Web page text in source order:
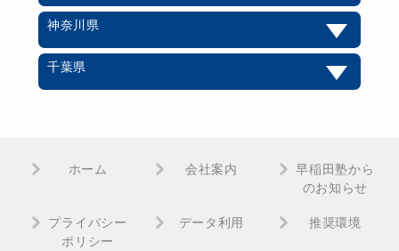
神奈川県
千葉県
ホーム 会社案内
早稲田塾から
のお知らせ
プライバシー
ポリシー
データ利用 推奨環境